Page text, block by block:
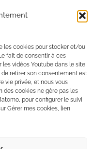
les cookies pour stocker et/ou
fait de consentir à ces
vidéos Youtube dans le site
retirer son consentement est
vie privée, et nous vous
des cookies ne gère pas les
pour configurer le suivi
Gérer mes cookies, lien